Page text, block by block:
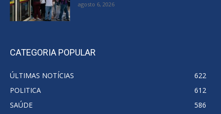
agosto 6, 2026
CATEGORIA POPULAR
ÚLTIMAS NOTÍCIAS
622
POLITICA
612
SAÚDE
586